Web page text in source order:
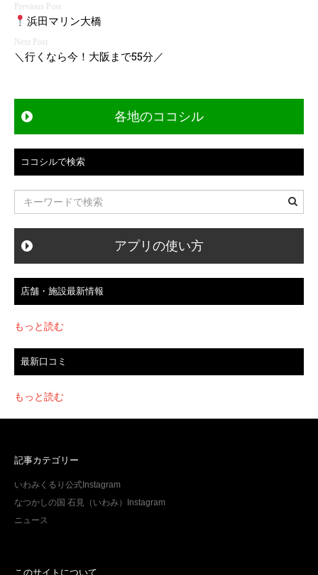
投
稿
ナ
ビ
ゲ
ー
シ
ョ
ン
浜田マリン大橋
＼行くなら今！大阪まで55分／
各地のココシル
ココシルで検索
アプリの使い方
店舗・施設最新情報
もっと読む
最新口コミ
もっと読む
記事カテゴリー
いわみくるり公式Instagram
なつかしの国 石見（いわみ）Instagram
ニュース
このサイトについて